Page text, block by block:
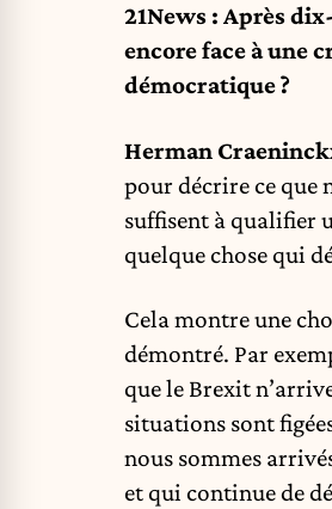
21News : Après
encore face à une
démocratique ?
Herman
pour décrire ce que
suffisent à qualifier
quelque chose qui
Cela montre une
démontré. Par
que le Brexit
situations sont
nous sommes
et qui continue de